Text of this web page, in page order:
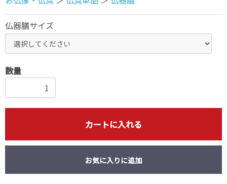
仏器膳サイズ
数量
カートに入れる
お気に入りに追加